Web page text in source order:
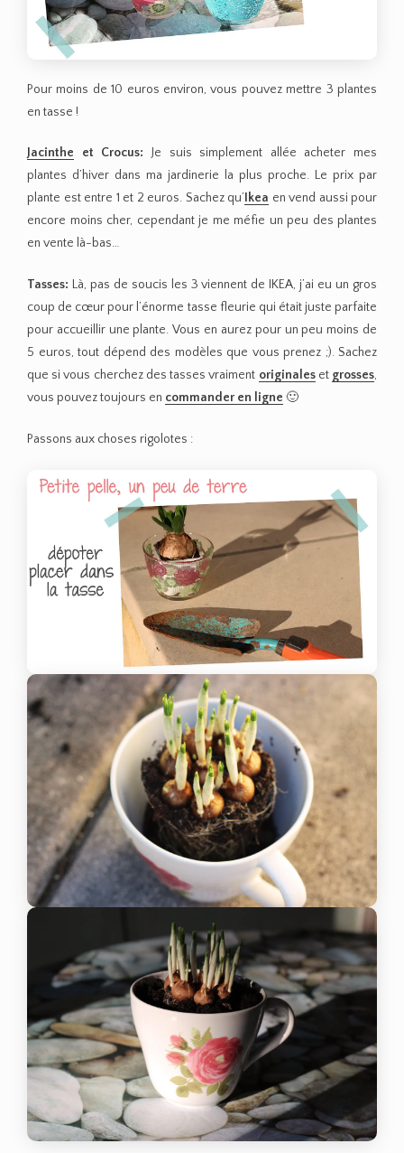
Pour moins de 10 euros environ, vous pouvez mettre 3 plantes
en tasse !
Jacinthe et Crocus: Je suis simplement allée acheter mes
plantes d’hiver dans ma jardinerie la plus proche. Le prix par
plante est entre 1 et 2 euros. Sachez qu’Ikea en vend aussi pour
encore moins cher, cependant je me méfie un peu des plantes
en vente là-bas…
Tasses: Là, pas de soucis les 3 viennent de IKEA, j’ai eu un gros
coup de cœur pour l’énorme tasse fleurie qui était juste parfaite
pour accueillir une plante. Vous en aurez pour un peu moins de
5 euros, tout dépend des modèles que vous prenez ;). Sachez
que si vous cherchez des tasses vraiment originaleset grosses,
vous pouvez toujours en commander en ligne 🙂
Passons aux choses rigolotes :